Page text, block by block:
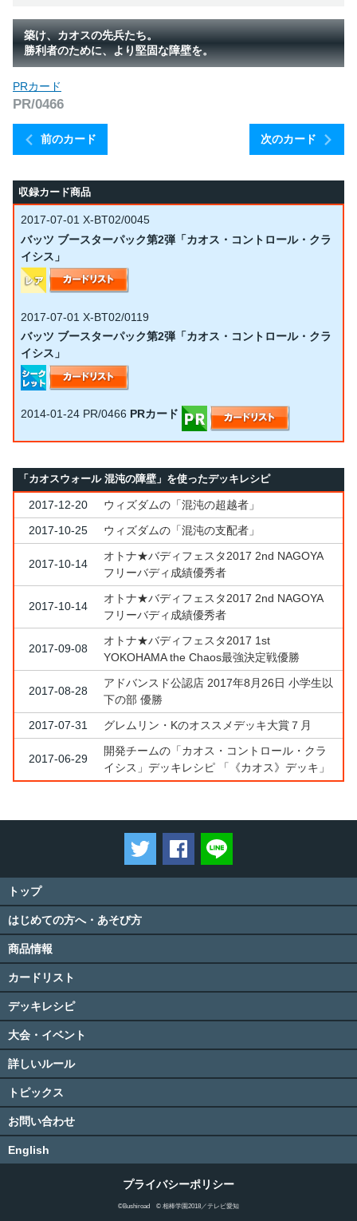
築け、カオスの先兵たち。
勝利者のために、より堅固な障壁を。
前のカード
PRカード
PR/0466
次のカード
収録カード商品
2017-07-01 X-BT02/0045
バッツ ブースターパック第2弾「カオス・コントロール・クラ
イシス」
2017-07-01 X-BT02/0119
バッツ ブースターパック第2弾「カオス・コントロール・クラ
イシス」
2014-01-24 PR/0466 PRカード
「カオスウォール 混沌の障壁」を使ったデッキレシピ
2017-12-20
ウィズダムの「混沌の超越者」
2017-10-25
ウィズダムの「混沌の支配者」
2017-10-14
オトナ★バディフェスタ2017 2nd NAGOYA
フリーバディ成績優秀者
2017-10-14
オトナ★バディフェスタ2017 2nd NAGOYA
フリーバディ成績優秀者
2017-09-08
オトナ★バディフェスタ2017 1st
YOKOHAMA the Chaos最強決定戦優勝
2017-08-28
アドバンスド公認店 2017年8月26日 小学生以
下の部 優勝
2017-07-31
グレムリン・Kのオススメデッキ大賞７月
2017-06-29
開発チームの「カオス・コントロール・クラ
イシス」デッキレシピ 「《カオス》デッキ」
ツイートするFacebookでシェアする
トップ
はじめての方へ・あそび方
商品情報
カードリスト
デッキレシピ
大会・イベント
詳しいルール
トピックス
お問い合わせ
English
プライバシーポリシー
©Bushiroad © 相棒学園2018／テレビ愛知